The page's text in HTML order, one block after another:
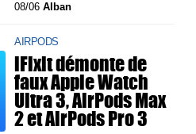
08/06Alban
AIRPODS
iFixit démonte de
faux Apple Watch
Ultra 3, AirPods Max
2 et AirPods Pro 3